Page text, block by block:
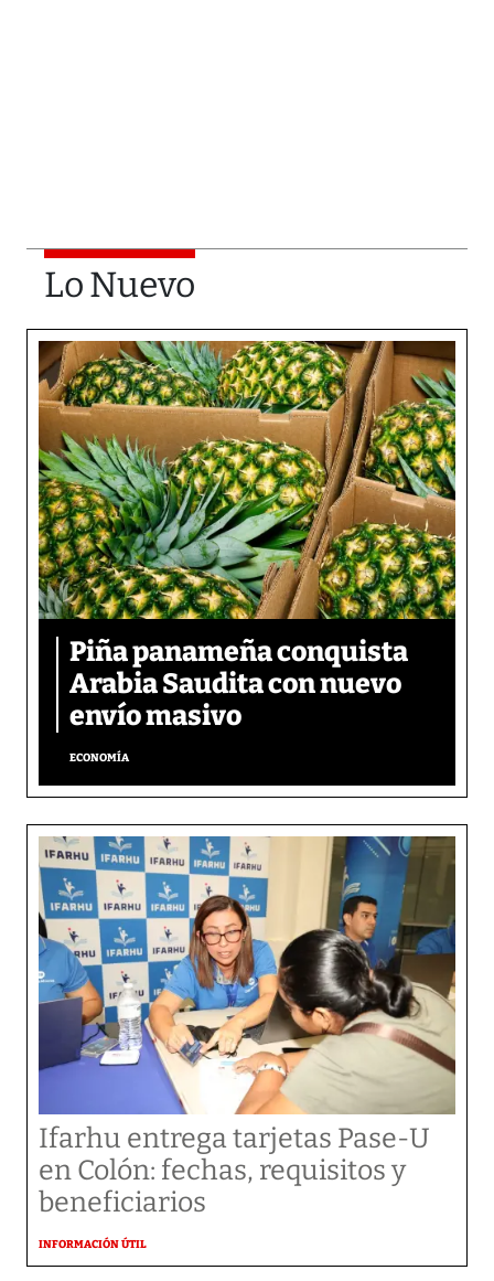
Lo Nuevo
Piña panameña conquista
Arabia Saudita con nuevo
envío masivo
ECONOMÍA
Ifarhu entrega tarjetas Pase-U
en Colón: fechas, requisitos y
beneficiarios
INFORMACIÓN ÚTIL